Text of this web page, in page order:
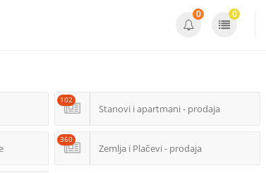
0 0
Stanovi i apartmani - prodaja
102
Zemlja i Plačevi - prodaja
360